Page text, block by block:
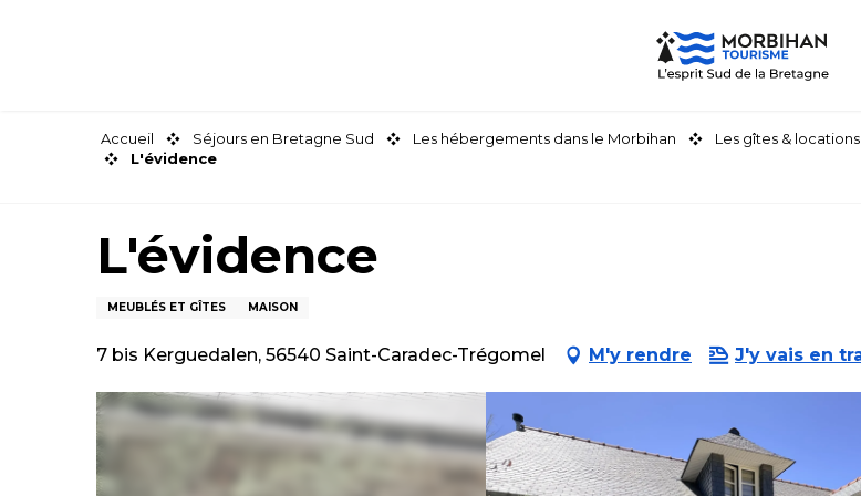
Accueil Séjours en Bretagne Sud Les hébergements dans le Morbihan Les gîtes &
L'évidence
L'évidence
MEUBLÉS ET GÎTES MAISON
7 bis Kerguedalen, 56540 Saint-Caradec-Trégomel M'y rendre J'y vais en